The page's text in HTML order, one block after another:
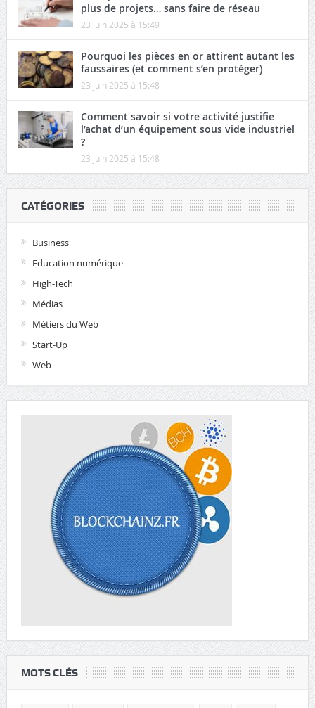
plus de projets… sans faire de réseau
23 juin 2025 à 15:49
Pourquoi les pièces en or attirent autant les
faussaires (et comment s’en protéger)
23 juin 2025 à 15:48
Comment savoir si votre activité justifie
l’achat d’un équipement sous vide industriel
?
23 juin 2025 à 15:48
CATÉGORIES
Business
Education numérique
High-Tech
Médias
Métiers du Web
Start-Up
Web
MOTS CLÉS